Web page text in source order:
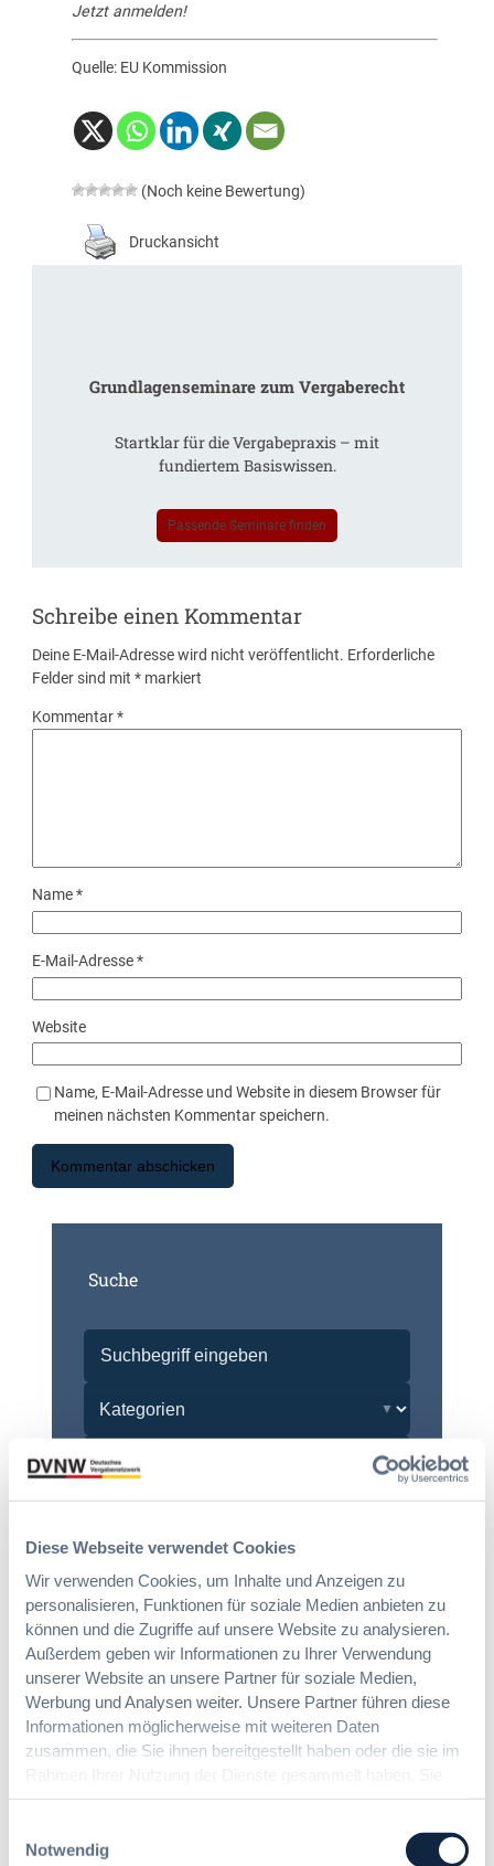
Diese Webseite verwendet Cookies
Wir verwenden Cookies, um Inhalte und Anzeigen zu
personalisieren, Funktionen für soziale Medien anbieten zu
können und die Zugriffe auf unsere Website zu analysieren.
Außerdem geben wir Informationen zu Ihrer Verwendung
unserer Website an unsere Partner für soziale Medien,
Werbung und Analysen weiter. Unsere Partner führen diese
Informationen möglicherweise mit weiteren Daten
zusammen, die Sie ihnen bereitgestellt haben oder die sie im
geben Einwilligung zu unseren Cookies, wenn Sie unsere
Notwendig
Jetzt anmelden!
Quelle: EU Kommission
(Noch keine Bewertung)
Druckansicht
Grundlagenseminare zum Vergaberecht
Startklar für die Vergabepraxis – mit
fundiertem Basiswissen.
Passende Seminare finden
Schreibe einen Kommentar
Deine E-Mail-Adresse wird nicht veröffentlicht. Erforderliche
Felder sind mit* markiert
Kommentar*
Name*
E-Mail-Adresse*
Website
Name, E-Mail-Adresse und Website in diesem Browser für
meinen nächsten Kommentar speichern.
Suche
Autor:innen
Zurücksetzen